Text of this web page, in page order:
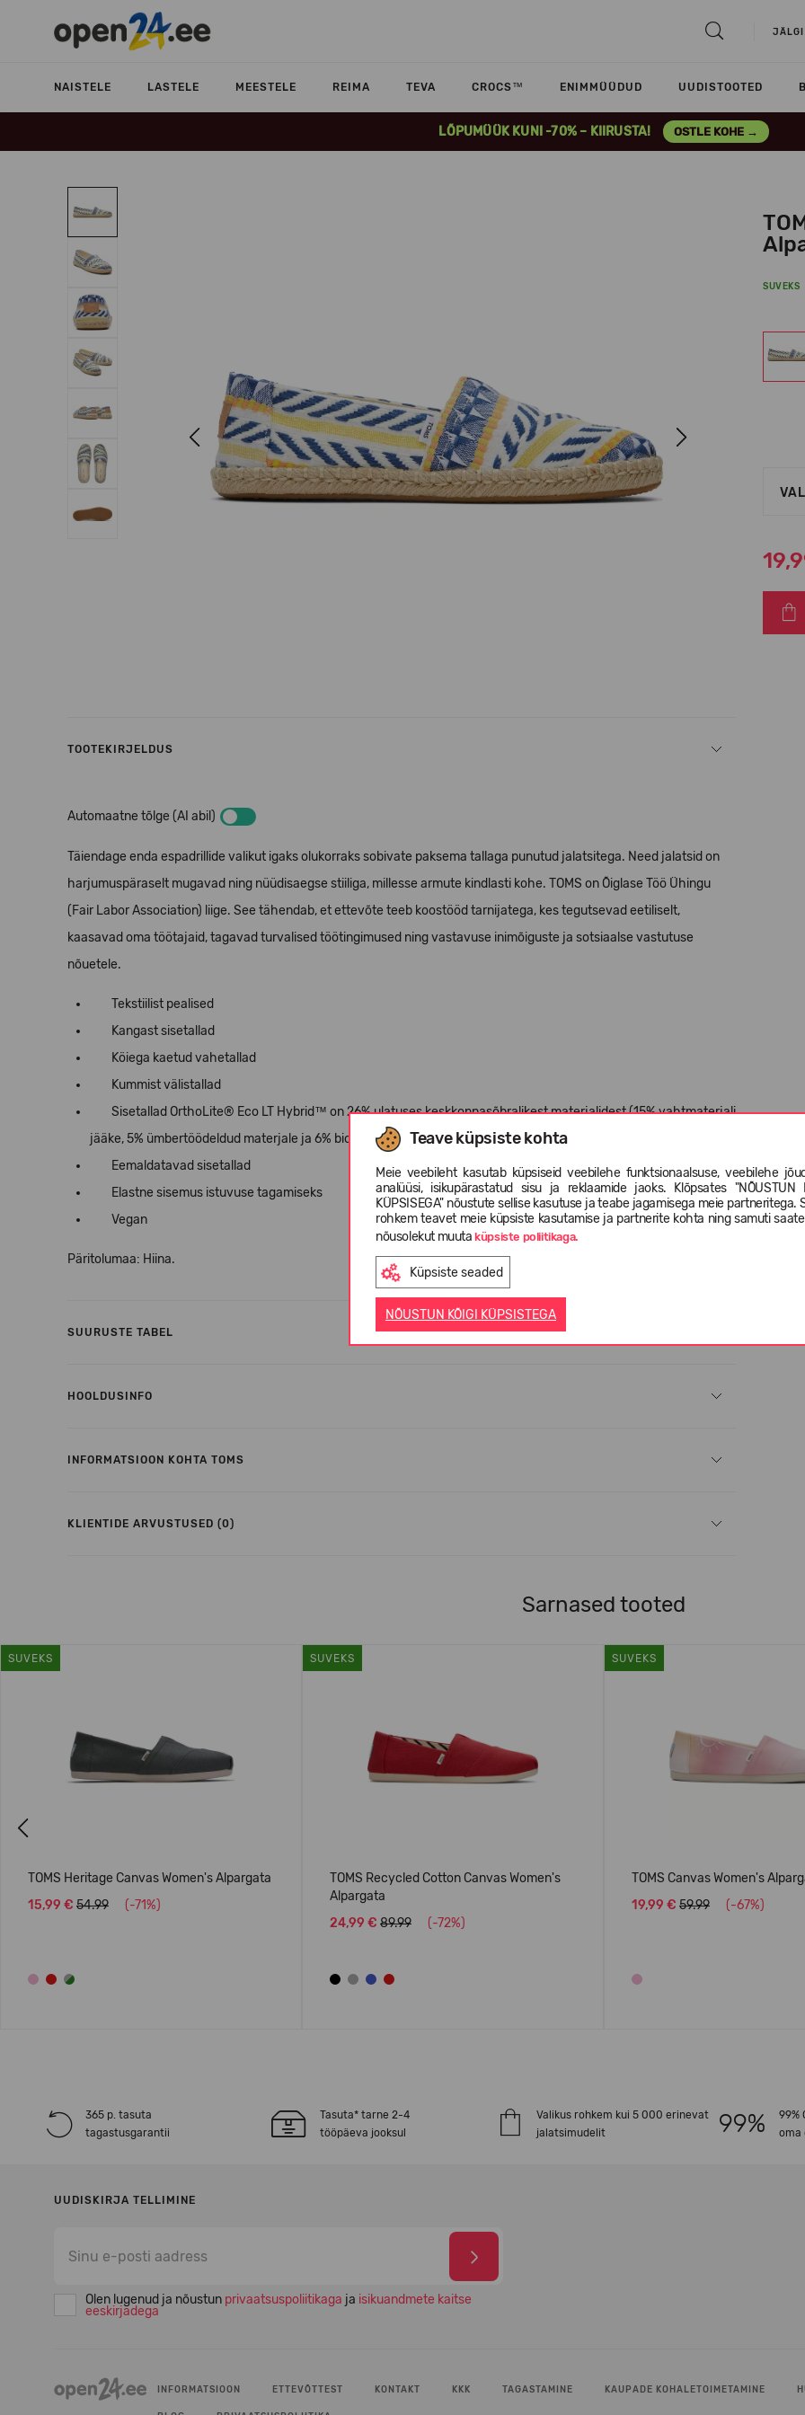
JÄLGI
NAISTELE LASTELE MEESTELE REIMA TEVA CROCS™ ENIMMÜÜDUD UUDISTOOTED
LÕPUMÜÜK KUNI -70% – KIIRUSTA! OSTLE KOHE →
Teave küpsiste kohta
Meie veebileht kasutab küpsiseid veebilehe funktsionaalsuse, veebilehe
analüüsi, isikupärastatud sisu ja reklaamide jaoks. Klõpsates "NÕUSTUN
KÜPSISEGA" nõustute sellise kasutuse ja teabe jagamisega meie partneritega.
rohkem teavet meie küpsiste kasutamise ja partnerite kohta ning samuti
nõusolekut muutaküpsiste poliitikaga.
Küpsiste seaded
NÕUSTUN KÕIGI KÜPSISTEGA
Previous Next
SUVEKS
TOOTEKIRJELDUS
Automaatne tõlge (AI abil)
Täiendage enda espadrillide valikut igaks olukorraks sobivate paksema tallaga punutud jalatsitega. Need jalatsid on
harjumuspäraselt mugavad ning nüüdisaegse stiiliga, millesse armute kindlasti kohe. TOMS on Õiglase Töö Ühingu
(Fair Labor Association) liige. See tähendab, et ettevõte teeb koostööd tarnijatega, kes tegutsevad eetiliselt,
kaasavad oma töötajaid, tagavad turvalised töötingimused ning vastavuse inimõiguste ja sotsiaalse vastutuse
nõuetele.
Tekstiilist pealised
Kangast sisetallad
Köiega kaetud vahetallad
Kummist välistallad
Sisetallad OrthoLite® Eco LT Hybrid™ on 26% ulatuses keskkonnasõbralikest materjalidest (15% vahtmaterjali
jääke, 5% ümbertöödeldud materjale ja 6% bioõlisid)
Eemaldatavad sisetallad
Elastne sisemus istuvuse tagamiseks
Vegan
Päritolumaa: Hiina.
SUURUSTE TABEL
HOOLDUSINFO
INFORMATSIOON KOHTA TOMS
KLIENTIDE ARVUSTUSED (0)
Sarnased tooted
SUVEKS
TOMS Heritage Canvas Women's Alpargata
15,99 € 54.99 (-71%)
SUVEKS
TOMS Recycled Cotton Canvas Women's
Alpargata
24,99 € 89.99 (-72%)
SUVEKS
TOMS Canvas Women's
19,99 € 59.99 (-67%)
365 p. tasuta
tagastusgarantii
Tasuta* tarne 2-4
tööpäeva jooksul
Valikus rohkem kui 5 000 erinevat
jalatsimudelit
99%
oma
UUDISKIRJA TELLIMINE
Olen lugenud ja nõustun privaatsuspoliitikaga ja isikuandmete kaitse
eeskirjadega
INFORMATSIOON ETTEVÕTTEST KONTAKT KKK TAGASTAMINE KAUPADE KOHALETOIMETAMINE